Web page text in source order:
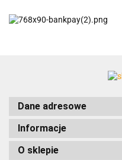
Dane adresowe
Informacje
O sklepie